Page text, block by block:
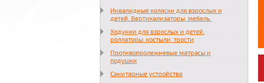
Инвалидные коляски для взрослых и
детей. Вертикализаторы, мебель.
Ходунки для взрослых и детей,
роллаторы, костыли, трости
Противопролежневые матрасы и
подушки
Санитарные устройства